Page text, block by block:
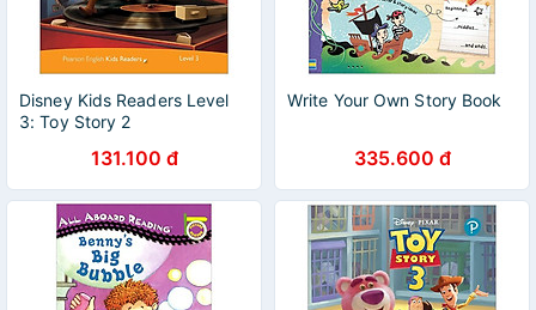
Disney Kids Readers Level
3: Toy Story 2
131.100 đ
Write Your Own Story Book
335.600 đ